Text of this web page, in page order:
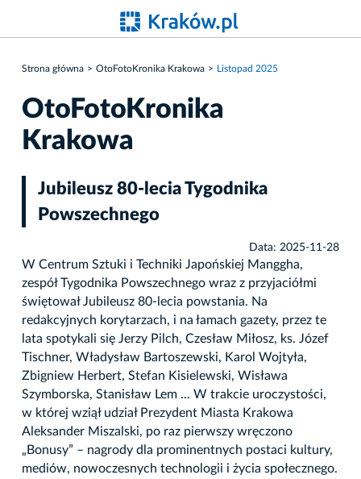
Strona główna OtoFotoKronika Krakowa Listopad 2025
OtoFotoKronika
Krakowa
Jubileusz 80-lecia Tygodnika
Powszechnego
Data: 2025-11-28
W Centrum Sztuki i Techniki Japońskiej Manggha,
zespół Tygodnika Powszechnego wraz z przyjaciółmi
świętował Jubileusz 80-lecia powstania. Na
redakcyjnych korytarzach, i na łamach gazety, przez te
lata spotykali się Jerzy Pilch, Czesław Miłosz, ks. Józef
Tischner, Władysław Bartoszewski, Karol Wojtyła,
Zbigniew Herbert, Stefan Kisielewski, Wisława
Szymborska, Stanisław Lem ... W trakcie uroczystości,
w której wziął udział Prezydent Miasta Krakowa
Aleksander Miszalski, po raz pierwszy wręczono
„Bonusy” – nagrody dla prominentnych postaci kultury,
mediów, nowoczesnych technologii i życia społecznego.